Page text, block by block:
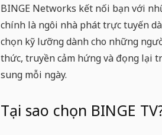
BINGE Networks kết nối bạn với
chính là ngôi nhà phát trực tuyến
chọn kỹ lưỡng dành cho những
thức, truyền cảm hứng và đọng lại
sung mỗi ngày.
Tại sao chọn BINGE